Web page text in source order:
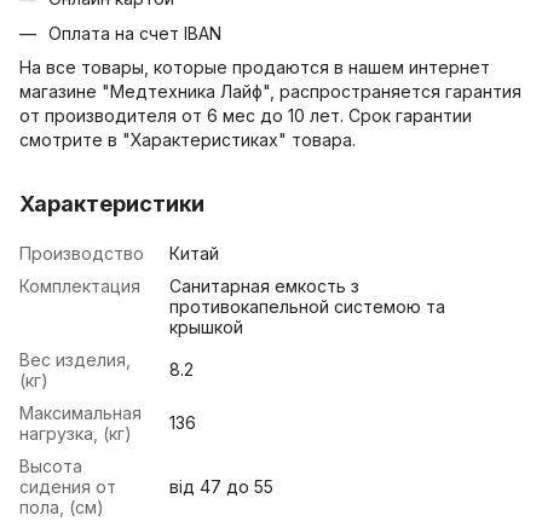
Оплата на счет IBAN
На все товары, которые продаются в нашем интернет
магазине "Медтехника Лайф", распространяется гарантия
от производителя от 6 мес до 10 лет. Срок гарантии
смотрите в "Характеристиках" товара.
Характеристики
Производство
Китай
Комплектация
Санитарная емкость з
противокапельной системою та
крышкой
Вес изделия,
(кг)
8.2
Максимальная
нагрузка, (кг)
136
Высота
сидения от
пола, (см)
від 47 до 55